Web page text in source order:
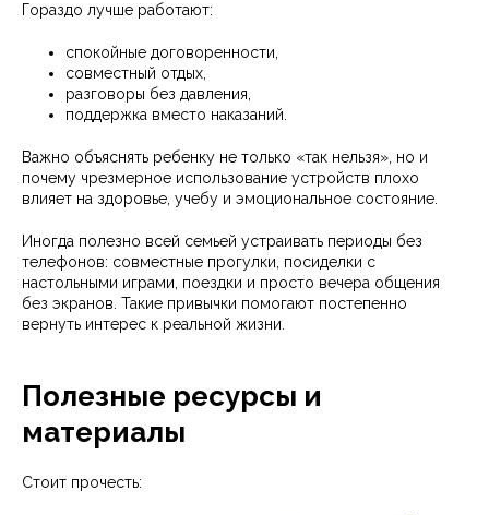
Гораздо лучше работают:
спокойные договоренности,
совместный отдых,
разговоры без давления,
поддержка вместо наказаний.
Важно объяснять ребенку не только «так нельзя», но и
почему чрезмерное использование устройств плохо
влияет на здоровье, учебу и эмоциональное состояние.
Иногда полезно всей семьей устраивать периоды без
телефонов: совместные прогулки, посиделки с
настольными играми, поездки и просто вечера общения
без экранов. Такие привычки помогают постепенно
вернуть интерес к реальной жизни.
Полезные ресурсы и
материалы
Стоит прочесть: